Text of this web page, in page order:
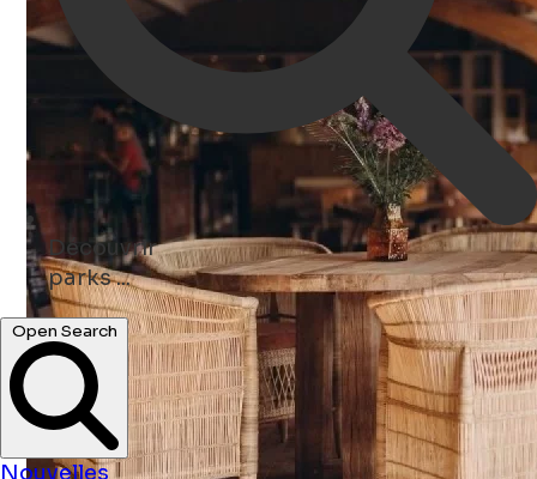
Découvrir
hotels ...
Open Search
Nouvelles